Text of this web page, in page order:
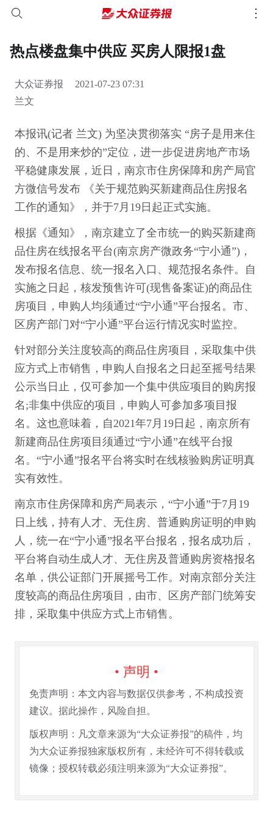
热点楼盘集中供应 买房人限报1盘
大众证券报
2021-07-23 07:31
兰文
本报讯(记者 兰文) 为坚决贯彻落实 “房子是用来住
的、不是用来炒的”定位，进一步促进房地产市场
平稳健康发展，近日，南京市住房保障和房产局官
方微信号发布 《关于规范购买新建商品住房报名
工作的通知》，并于7月19日起正式实施。
根据《通知》，南京建立了全市统一的购买新建商
品住房在线报名平台(南京房产微政务“宁小通”)，
发布报名信息、统一报名入口、规范报名条件。自
实施之日起，核发预售许可(现售备案证)的商品住
房项目，申购人均须通过“宁小通”平台报名。市、
区房产部门对“宁小通”平台运行情况实时监控。
针对部分关注度较高的商品住房项目，采取集中供
应方式上市销售，申购人自报名之日起至摇号结果
公示当日止，仅可参加一个集中供应项目的购房报
名;非集中供应的项目，申购人可参加多项目报
名。这也意味着，自2021年7月19日起，南京所有
新建商品住房项目须通过“宁小通”在线平台报
名。“宁小通”报名平台将实时在线核验购房证明真
实有效性。
南京市住房保障和房产局表示，“宁小通”于7月19
日上线，持有人才、无住房、普通购房证明的申购
人，统一在“宁小通”报名平台报名，报名成功后，
平台将自动生成人才、无住房及普通购房资格报名
名单，供公证部门开展摇号工作。对南京部分关注
度较高的商品住房项目，由市、区房产部门统筹安
排，采取集中供应方式上市销售。
• 声明 •
免责声明：本文内容与数据仅供参考，不构成投资
建议。据此操作，风险自担。
版权声明：凡文章来源为“大众证券报”的稿件，均
为大众证券报独家版权所有，未经许可不得转载或
镜像；授权转载必须注明来源为“大众证券报”。